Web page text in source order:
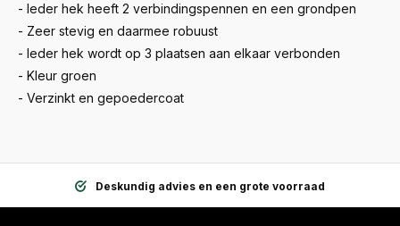
- Ieder hek heeft 2 verbindingspennen en een grondpen
- Zeer stevig en daarmee robuust
- Ieder hek wordt op 3 plaatsen aan elkaar verbonden
- Kleur groen
- Verzinkt en gepoedercoat
Deskundig advies en een grote voorraad